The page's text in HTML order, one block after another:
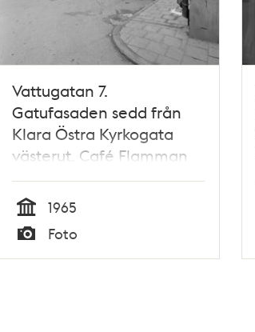
Vattugatan 7.
Gatufasaden sedd från
Klara Östra Kyrkogata
västerut. Café Flamman
Tid
1965
Foto